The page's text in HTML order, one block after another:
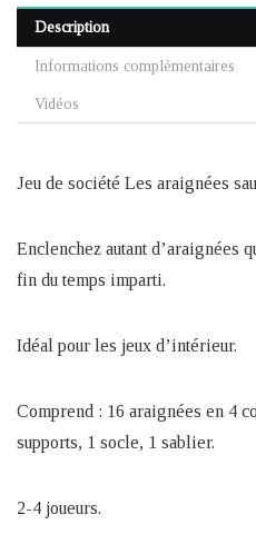
Description
Informations complémentaires
Vidéos
Jeu de société Les araignées
Enclenchez autant d’araignées
fin du temps imparti.
Idéal pour les jeux d’intérieur.
Comprend : 16 araignées en 4
supports, 1 socle, 1 sablier.
2-4 joueurs.